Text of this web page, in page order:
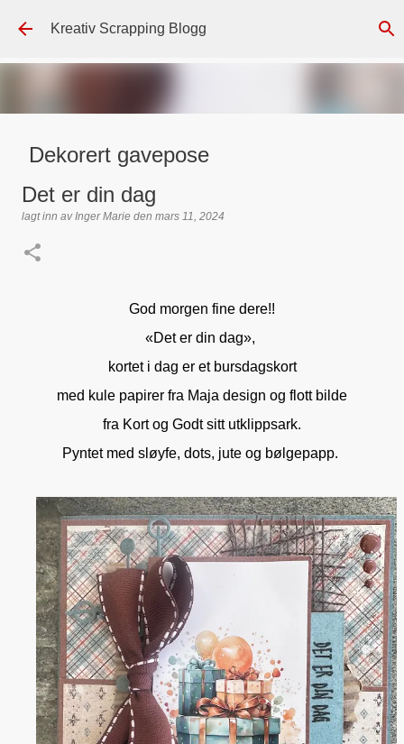
Gå til hovedinnhold
Kreativ Scrapping Blogg
Dekorert gavepose
GAVEPOSE / POSEKORT
Det er din dag
lagt inn avInger Marie den mars 11, 2024
God morgen fine dere!!
«Det er din dag»,
kortet i dag er et bursdagskort
med kule papirer fra Maja design og flott bilde
fra Kort og Godt sitt utklippsark.
Pyntet med sløyfe, dots, jute og bølgepapp.